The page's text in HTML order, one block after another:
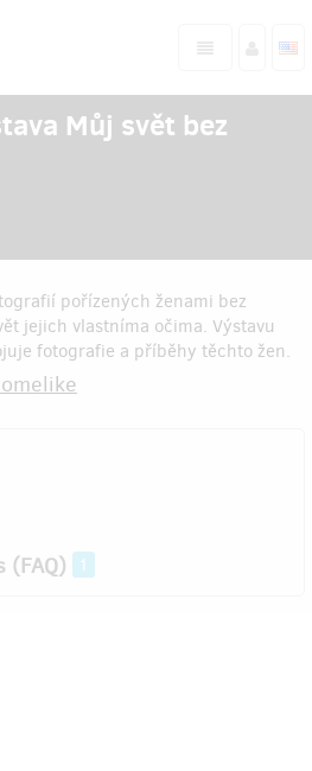
Můj svět bez
pořízených ženami bez
jejich vlastníma očima. Výstavu
fotografie a příběhy těchto žen.
(FAQ) 1